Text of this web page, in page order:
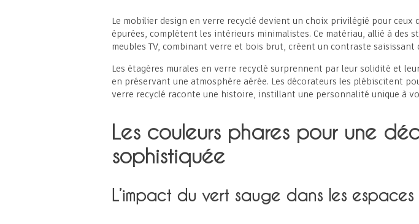
Le mobilier design en verre recyclé devient un choix privilégié pour
épurées, complètent les intérieurs minimalistes. Ce matériau, allié à des
meubles TV, combinant verre et bois brut, créent un contraste saisissant
Les étagères murales en verre recyclé surprennent par leur solidité et
en préservant une atmosphère aérée. Les décorateurs les plébiscitent
verre recyclé raconte une histoire, instillant une personnalité unique à
Les couleurs phares pour une
sophistiquée
L’impact du vert sauge dans les espaces